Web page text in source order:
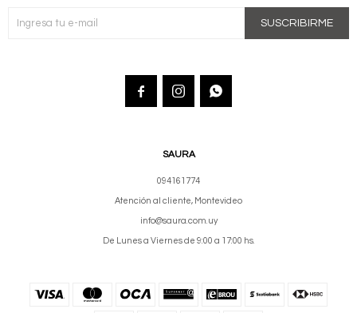
SAURA
094161774
Atención al cliente, Montevideo
info@saura.com.uy
De Lunes a Viernes de 9:00 a 17:00 hs.
SUSCRIBIRME
  